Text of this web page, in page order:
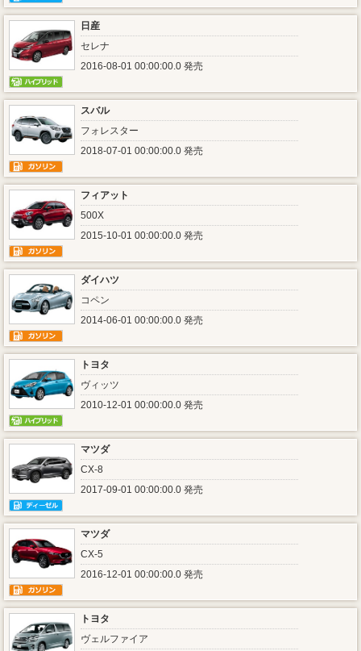
日産
セレナ
2016-08-01 00:00:00.0 発売
スバル
フォレスター
2018-07-01 00:00:00.0 発売
フィアット
500X
2015-10-01 00:00:00.0 発売
ダイハツ
コペン
2014-06-01 00:00:00.0 発売
トヨタ
ヴィッツ
2010-12-01 00:00:00.0 発売
マツダ
CX-8
2017-09-01 00:00:00.0 発売
マツダ
CX-5
2016-12-01 00:00:00.0 発売
トヨタ
ヴェルファイア